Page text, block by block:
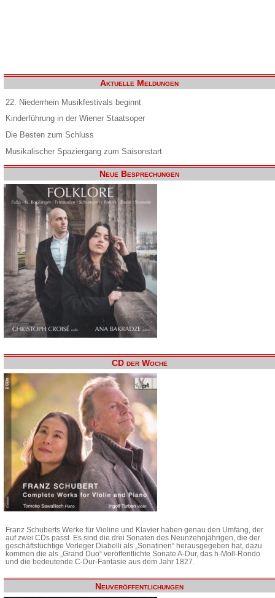
Aktuelle Meldungen
22. Niederrhein Musikfestivals beginnt
Kinderführung in der Wiener Staatsoper
Die Besten zum Schluss
Musikalischer Spaziergang zum Saisonstart
Neue Besprechungen
CD der Woche
Franz Schuberts Werke für Violine und Klavier haben genau den Umfang, der
auf zwei CDs passt. Es sind die drei Sonaten des Neunzehnjährigen, die der
geschäftstüchtige Verleger Diabelli als „Sonatinen“ herausgegeben hat, dazu
kommen die als „Grand Duo“ veröffentlichte Sonate A-Dur, das h-Moll-Rondo
und die bedeutende C-Dur-Fantasie aus dem Jahr 1827.
Neuveröffentlichungen